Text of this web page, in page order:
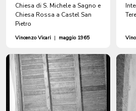
Chiesa di S. Michele a Sagno e
Chiesa Rossa a Castel San
Pietro
Vincenzo Vicari | maggio 1965